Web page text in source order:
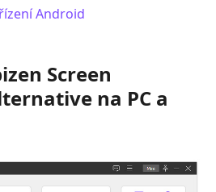
Android
Screen
na PC a